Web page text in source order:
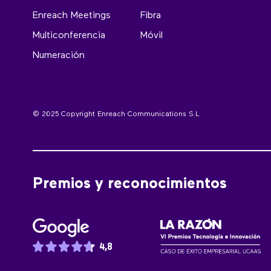
Enreach Meetings
Multiconferencia
Numeración
Fibra
Móvil
© 2025 Copyright Enreach Communications S.L
Premios y reconocimientos